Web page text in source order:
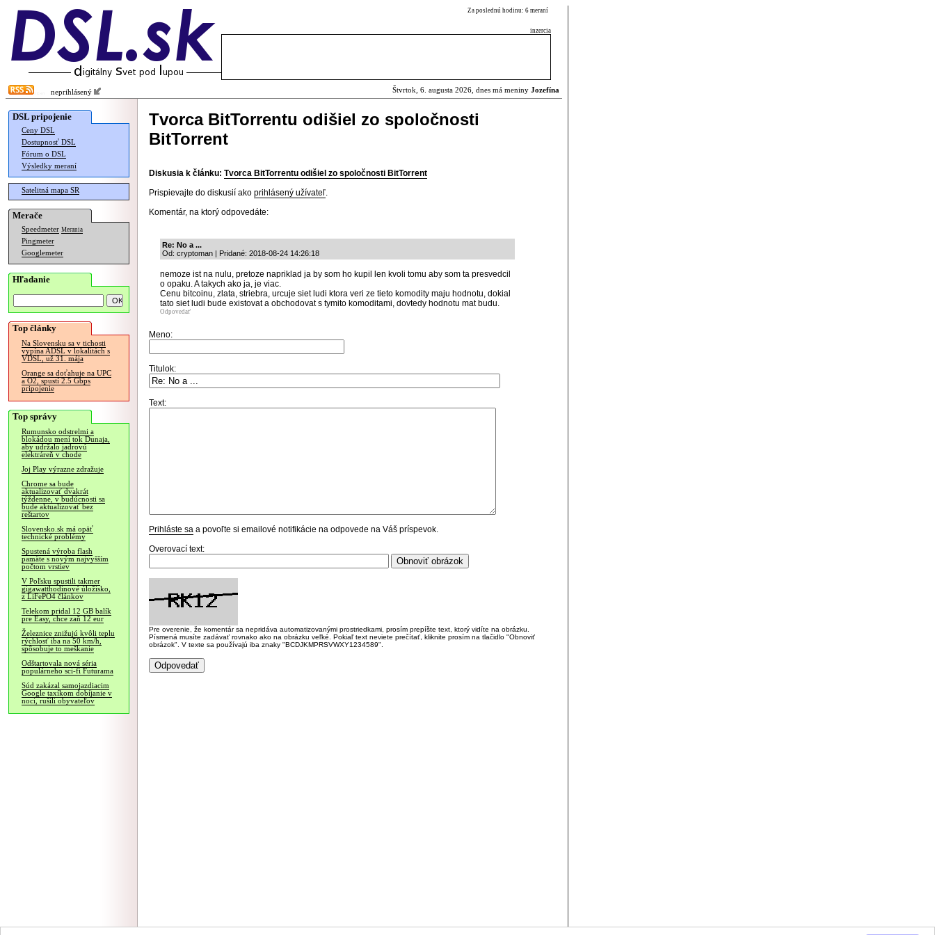
Za poslednú hodinu: 6 meraní
inzercia
neprihlásený Štvrtok, 6. augusta 2026, dnes má meniny Jozefína
DSL pripojenie
Ceny DSL
Dostupnosť DSL
Fórum o DSL
Výsledky meraní
Satelitná mapa SR
Merače
Speedmeter Merania
Pingmeter
Googlemeter
Hľadanie
Top články
Na Slovensku sa v tichosti
vypína ADSL v lokalitách s
VDSL, už 31. mája
Orange sa doťahuje na UPC
a O2, spustí 2.5 Gbps
pripojenie
Top správy
Rumunsko odstrelmi a
blokádou mení tok Dunaja,
aby udržalo jadrovú
elektráreň v chode
Joj Play výrazne zdražuje
Chrome sa bude
aktualizovať dvakrát
týždenne, v budúcnosti sa
bude aktualizovať bez
reštartov
Slovensko.sk má opäť
technické problémy
Spustená výroba flash
pamäte s novým najvyšším
počtom vrstiev
V Poľsku spustili takmer
gigawatthodinové úložisko,
z LiFePO4 článkov
Telekom pridal 12 GB balík
pre Easy, chce zaň 12 eur
Železnice znižujú kvôli teplu
rýchlosť iba na 50 km/h,
spôsobuje to meškanie
Odštartovala nová séria
populárneho sci-fi Futurama
Súd zakázal samojazdiacim
Google taxíkom dobíjanie v
noci, rušili obyvateľov
Tvorca BitTorrentu odišiel zo spoločnosti
BitTorrent
Diskusia k článku: Tvorca BitTorrentu odišiel zo spoločnosti BitTorrent
Prispievajte do diskusií ako prihlásený užívateľ.
Komentár, na ktorý odpovedáte:
Re: No a ...
Od: cryptoman | Pridané: 2018-08-24 14:26:18
nemoze ist na nulu, pretoze napriklad ja by som ho kupil len kvoli tomu aby som ta presvedcil
o opaku. A takych ako ja, je viac.
Cenu bitcoinu, zlata, striebra, urcuje siet ludi ktora veri ze tieto komodity maju hodnotu, dokial
tato siet ludi bude existovat a obchodovat s tymito komoditami, dovtedy hodnotu mat budu.
Odpovedať
Meno:
Titulok:
Text:
Prihláste sa a povoľte si emailové notifikácie na odpovede na Váš príspevok.
Overovací text:
Pre overenie, že komentár sa nepridáva automatizovanými prostriedkami, prosím prepíšte text, ktorý vidíte na obrázku.
Písmená musíte zadávať rovnako ako na obrázku veľké. Pokiaľ text neviete prečítať, kliknite prosím na tlačidlo "Obnoviť
obrázok". V texte sa používajú iba znaky "BCDJKMPRSVWXY1234589".